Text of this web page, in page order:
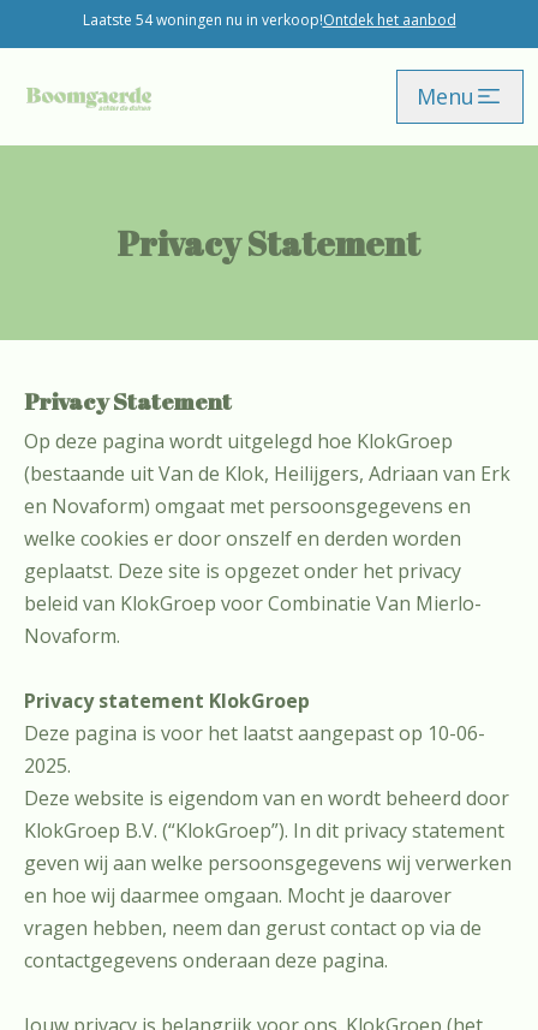
Laatste 54 woningen nu in verkoop!Ontdek het aanbod
Menu
Privacy Statement
Privacy Statement
Op deze pagina wordt uitgelegd hoe KlokGroep
(bestaande uit Van de Klok, Heilijgers, Adriaan van Erk
en Novaform) omgaat met persoonsgegevens en
welke cookies er door onszelf en derden worden
geplaatst. Deze site is opgezet onder het privacy
beleid van KlokGroep voor Combinatie Van Mierlo-
Novaform.
Privacy statement KlokGroep
Deze pagina is voor het laatst aangepast op 10-06-
2025.
Deze website is eigendom van en wordt beheerd door
KlokGroep B.V. (“KlokGroep”). In dit privacy statement
geven wij aan welke persoonsgegevens wij verwerken
en hoe wij daarmee omgaan. Mocht je daarover
vragen hebben, neem dan gerust contact op via de
contactgegevens onderaan deze pagina.